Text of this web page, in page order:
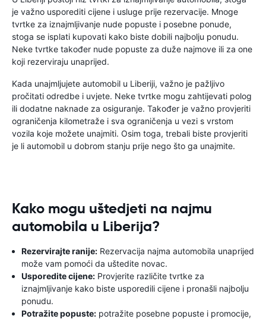
je važno usporediti cijene i usluge prije rezervacije. Mnoge
tvrtke za iznajmljivanje nude popuste i posebne ponude,
stoga se isplati kupovati kako biste dobili najbolju ponudu.
Neke tvrtke također nude popuste za duže najmove ili za one
koji rezerviraju unaprijed.
Kada unajmljujete automobil u Liberiji, važno je pažljivo
pročitati odredbe i uvjete. Neke tvrtke mogu zahtijevati polog
ili dodatne naknade za osiguranje. Također je važno provjeriti
ograničenja kilometraže i sva ograničenja u vezi s vrstom
vozila koje možete unajmiti. Osim toga, trebali biste provjeriti
je li automobil u dobrom stanju prije nego što ga unajmite.
Kako mogu uštedjeti na najmu
automobila u Liberija?
Rezervirajte ranije: Rezervacija najma automobila unaprijed
može vam pomoći da uštedite novac.
Usporedite cijene: Provjerite različite tvrtke za
iznajmljivanje kako biste usporedili cijene i pronašli najbolju
ponudu.
Potražite popuste: potražite posebne popuste i promocije,